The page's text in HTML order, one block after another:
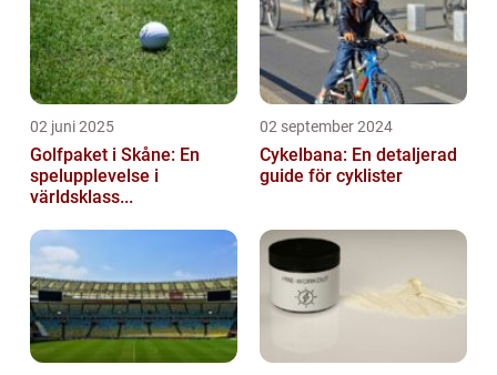
02 juni 2025
Golfpaket i Skåne: En
spelupplevelse i
världsklass...
02 september 2024
Cykelbana: En detaljerad
guide för cyklister